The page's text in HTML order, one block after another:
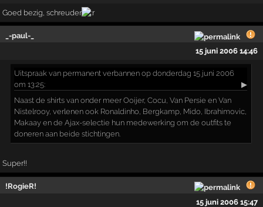
Goed bezig, schreuder
_-paul-_
15 juni 2006 14:46
Uitspraak van permanent verbannen op donderdag 15 juni 2006
om 13:25:
▶
Naast de shirts van onder meer Ooijer, Cocu, Van Persie en Van
Nistelrooy, verlenen ook Ronaldinho, Bergkamp, Mido, Ibrahimovic,
Makaay en de Ajax-selectie hun medewerking om de outfits te
doneren aan beide stichtingen.
Super!!
!RogieR!
15 juni 2006 15:47